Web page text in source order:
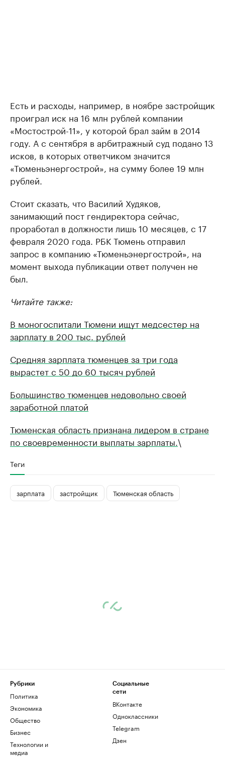
Есть и расходы, например, в ноябре застройщик
проиграл иск на 16 млн рублей компании
«Мостострой-11», у которой брал займ в 2014
году. А с сентября в арбитражный суд подано 13
исков, в которых ответчиком значится
«Тюменьэнергострой», на сумму более 19 млн
рублей.
Стоит сказать, что Василий Худяков,
занимающий пост гендиректора сейчас,
проработал в должности лишь 10 месяцев, с 17
февраля 2020 года. РБК Тюмень отправил
запрос в компанию «Тюменьэнергострой», на
момент выхода публикации ответ получен не
был.
Читайте также:
В моногоспитали Тюмени ищут медсестер на
зарплату в 200 тыс. рублей
Средняя зарплата тюменцев за три года
вырастет с 50 до 60 тысяч рублей
Большинство тюменцев недовольно своей
заработной платой
Тюменская область признана лидером в стране
по своевременности выплаты зарплаты. \
Теги
зарплата застройщик Тюменская область
Рубрики
Политика
Экономика
Общество
Бизнес
Технологии и
медиа
Социальные
сети
ВКонтакте
Одноклассники
Telegram
Дзен